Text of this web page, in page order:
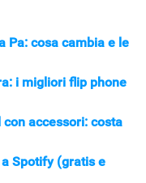
Pa: cosa cambia e le
i migliori flip phone
accessori: costa
Spotify (gratis e